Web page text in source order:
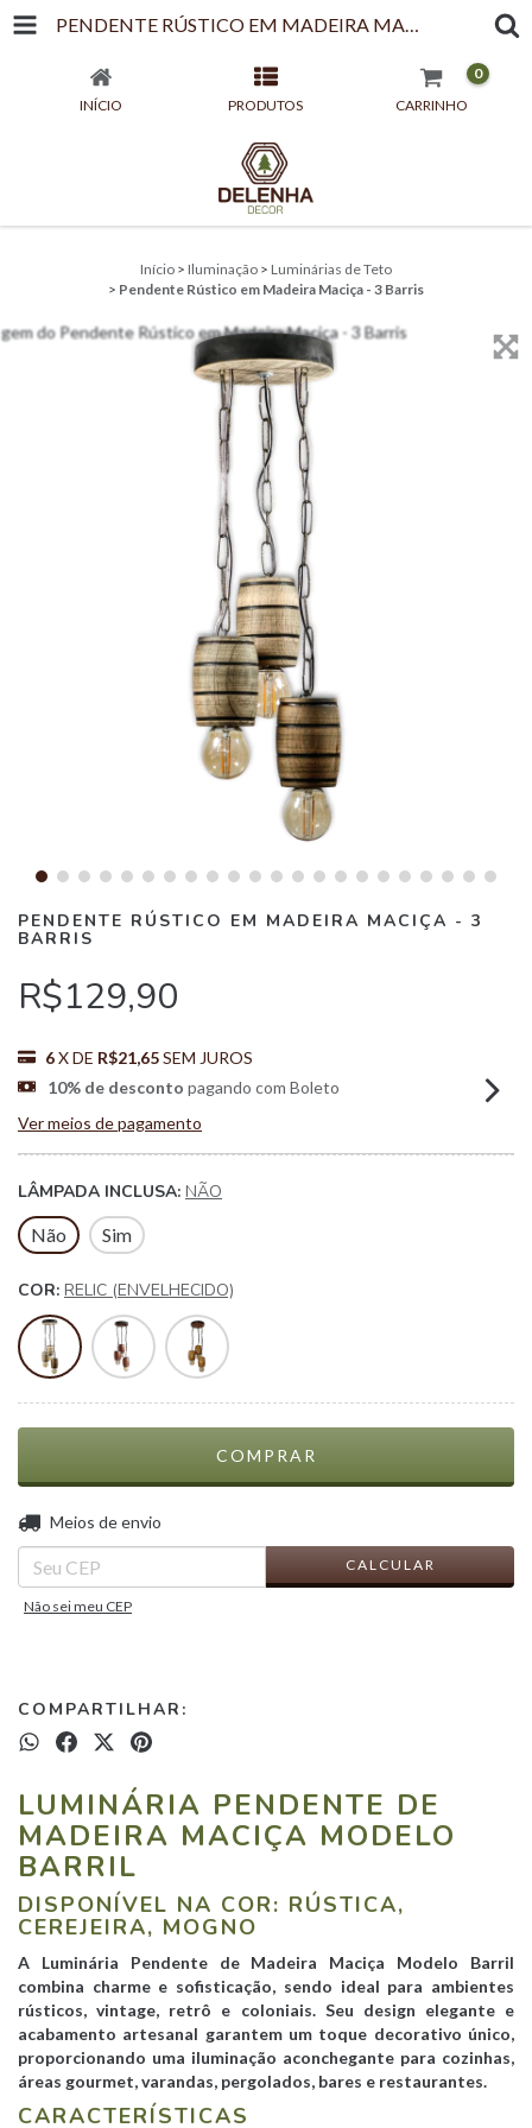
PENDENTE RÚSTICO EM MADEIRA MACIÇA - 3 BARRIS
INÍCIO PRODUTOS CARRINHO
0
Início > Iluminação > Luminárias de Teto
> Pendente Rústico em Madeira Maciça - 3 Barris
PENDENTE RÚSTICO EM MADEIRA MACIÇA - 3
BARRIS
R$129,90
6X DE R$21,65SEM JUROS
10% de desconto pagando com Boleto
Ver meios de pagamento
LÂMPADA INCLUSA: NÃO
Não
Sim
COR: RELIC (ENVELHECIDO)
Entregas para o CEP:
Meios de envio
CALCULAR
Não sei meu CEP
COMPARTILHAR:
LUMINÁRIA PENDENTE DE
MADEIRA MACIÇA MODELO
BARRIL
DISPONÍVEL NA COR: RÚSTICA,
CEREJEIRA, MOGNO
A Luminária Pendente de Madeira Maciça Modelo Barril
combina charme e sofisticação, sendo ideal para ambientes
rústicos, vintage, retrô e coloniais. Seu design elegante e
acabamento artesanal garantem um toque decorativo único,
proporcionando uma iluminação aconchegante para cozinhas,
áreas gourmet, varandas, pergolados, bares e restaurantes.
CARACTERÍSTICAS